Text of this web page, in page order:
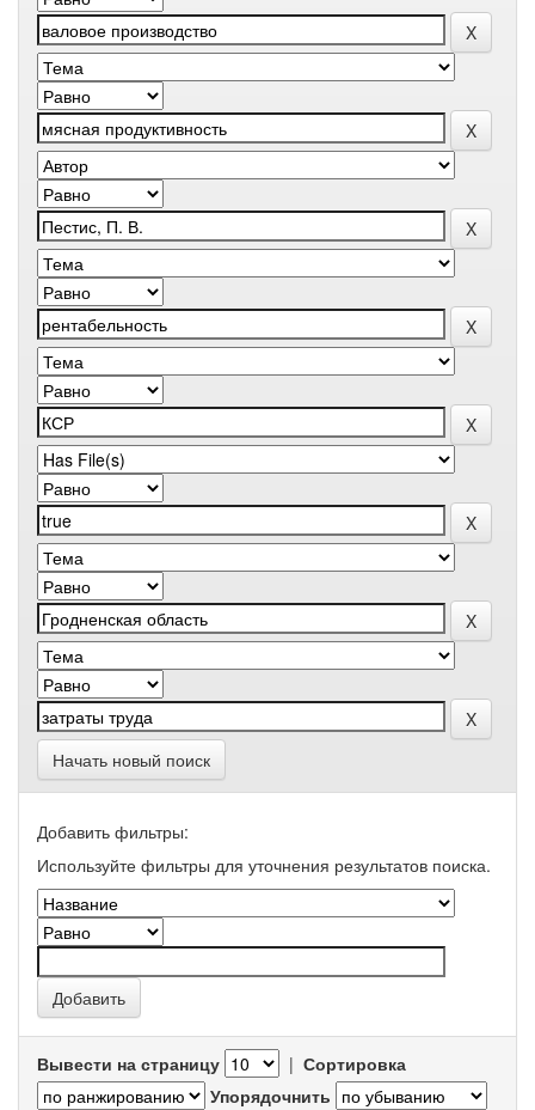
Начать новый поиск
Добавить фильтры:
Используйте фильтры для уточнения результатов поиска.
Вывести на страницу | Сортировка
Упорядочнить